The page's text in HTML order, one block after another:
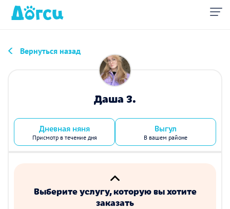
Вернуться назад
Даша З.
Дневная няня
Присмотр в течение дня
Выгул
В вашем районе
Выберите услугу, которую вы хотите
заказать